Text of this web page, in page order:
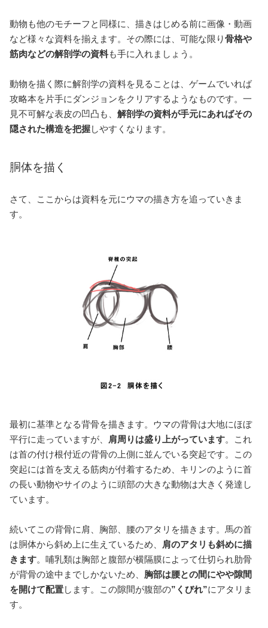
動物も他のモチーフと同様に、描きはじめる前に画像・動画
など様々な資料を揃えます。その際には、可能な限り骨格や
筋肉などの解剖学の資料も手に入れましょう。
動物を描く際に解剖学の資料を見ることは、ゲームでいれば
攻略本を片手にダンジョンをクリアするようなものです。一
見不可解な表皮の凹凸も、 解剖学の資料が手元にあればその
隠された構造を把握しやすくなります。
胴体を描く
さて、ここからは資料を元にウマの描き方を追っていきま
す。
最初に基準となる背骨を描きます。ウマの背骨は大地にほぼ
平行に走っていますが、
肩周りは盛り上がっています。これ
は首の付け根付近の背骨の上側に並んでいる突起です。この
突起には首を支える筋肉が付着するため、キリンのように首
の長い動物やサイのように頭部の大きな動物は大きく発達し
ています。
続いてこの背骨に肩、胸部、腰のアタリを描きます。馬の首
は胴体から斜め上に生えているため、
肩のアタリも斜めに描
きます。哺乳類は胸部と腹部が横隔膜によって仕切られ肋骨
が背骨の途中までしかないため、 胸部は腰との間にやや隙間
を開けて配置します。この隙間が腹部の”くびれ”にアタリま
す。